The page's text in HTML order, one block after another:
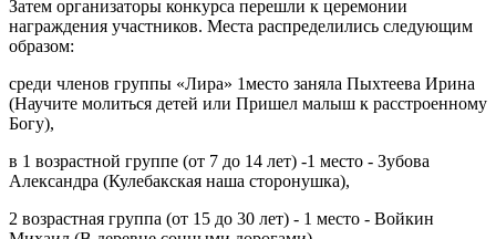
Затем организаторы конкурса перешли к церемонии
награждения участников. Места распределились следующим
образом:
среди членов группы «Лира» 1место заняла Пыхтеева Ирина
(Научите молиться детей или Пришел малыш к расстроенному
Богу),
в 1 возрастной группе (от 7 до 14 лет) -1 место - Зубова
Александра (Кулебакская наша сторонушка),
2 возрастная группа (от 15 до 30 лет) - 1 место - Войкин